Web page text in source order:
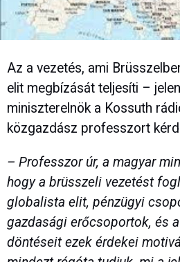
Az a vezetés, ami
elit megbízását teljesíti –
miniszterelnök a Kossuth
közgazdász professzort
– Professzor úr, a magyar
hogy a brüsszeli vezetést
globalista elit, pénzügyi
gazdasági erőcsoportok, és
döntéseit ezek érdekei